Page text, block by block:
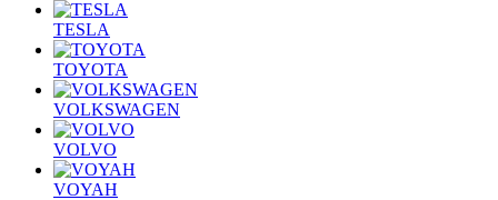
TESLA
TOYOTA
VOLKSWAGEN
VOLVO
VOYAH